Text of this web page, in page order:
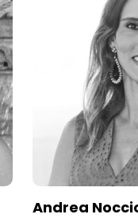
Andrea